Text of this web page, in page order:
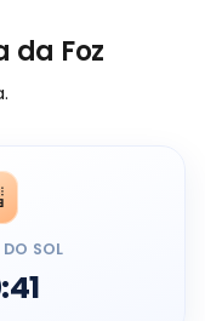
da Foz
DO SOL